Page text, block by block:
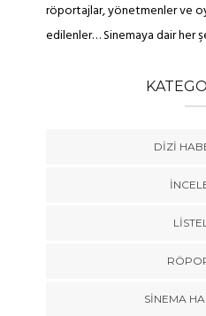
röportajlar, yönetmenler ve
edilenler… Sinemaya dair her
DIZI
SINEMA